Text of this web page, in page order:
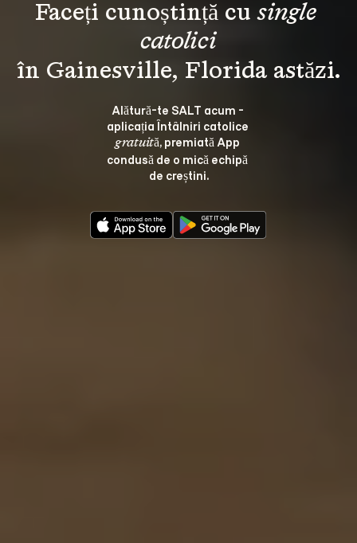
Faceți cunoștință cu single
catolici
Alătură-te SALT acum -
aplicația Întâlniri catolice
gratuită, premiată App
condusă de o mică echipă
de creștini.